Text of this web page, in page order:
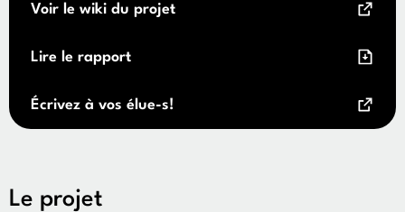
Voir le wiki du projet
Lire le rapport
Écrivez à vos élue-s!
Le projet